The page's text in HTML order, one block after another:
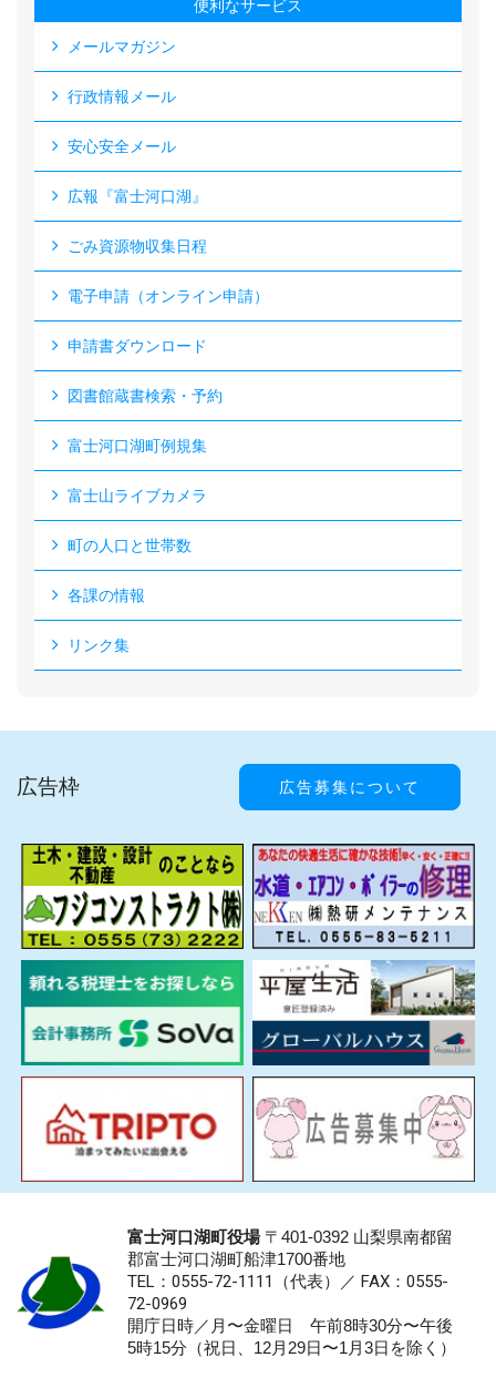
便利なサービス
メールマガジン
行政情報メール
安心安全メール
広報『富士河口湖』
ごみ資源物収集日程
電子申請（オンライン申請）
申請書ダウンロード
図書館蔵書検索・予約
富士河口湖町例規集
富士山ライブカメラ
町の人口と世帯数
各課の情報
リンク集
広告枠 広告募集について
富士河口湖町役場〒401-0392 山梨県南都留
郡富士河口湖町船津1700番地
TEL：0555-72-1111 （代表）／ FAX：0555-
72-0969
開庁日時／月〜金曜日 午前8時30分〜午後
5時15分（祝日、12月29日〜1月3日を除く）